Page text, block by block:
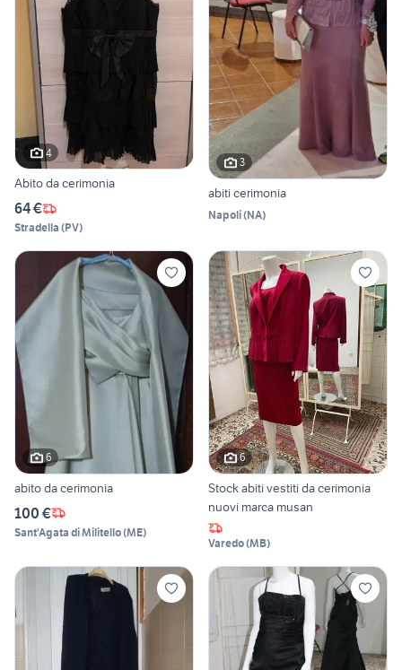
4
Abito da cerimonia
64 €
Stradella (PV)
3
abiti cerimonia
Napoli(NA)
6
abito da cerimonia
100 €
Sant'Agata di Militello(ME)
6
Stock abiti vestiti da cerimonia
nuovi marca musan
Varedo(MB)